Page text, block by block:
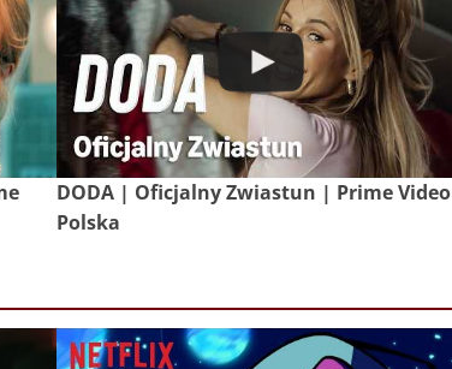
DODA | Oficjalny Zwiastun | Prime Video
Polska